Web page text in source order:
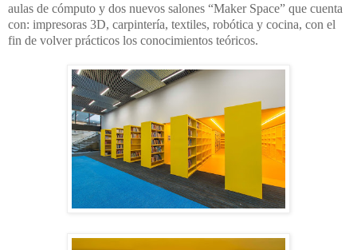
aulas de cómputo y dos nuevos salones “Maker Space” que cuenta
con: impresoras 3D, carpintería, textiles, robótica y cocina, con el
fin de volverprácticos los conocimientos teóricos.